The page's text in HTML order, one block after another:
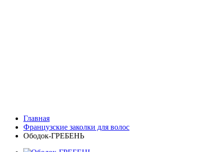
Главная
Французские заколки для волос
Ободок-ГРЕБЕНЬ